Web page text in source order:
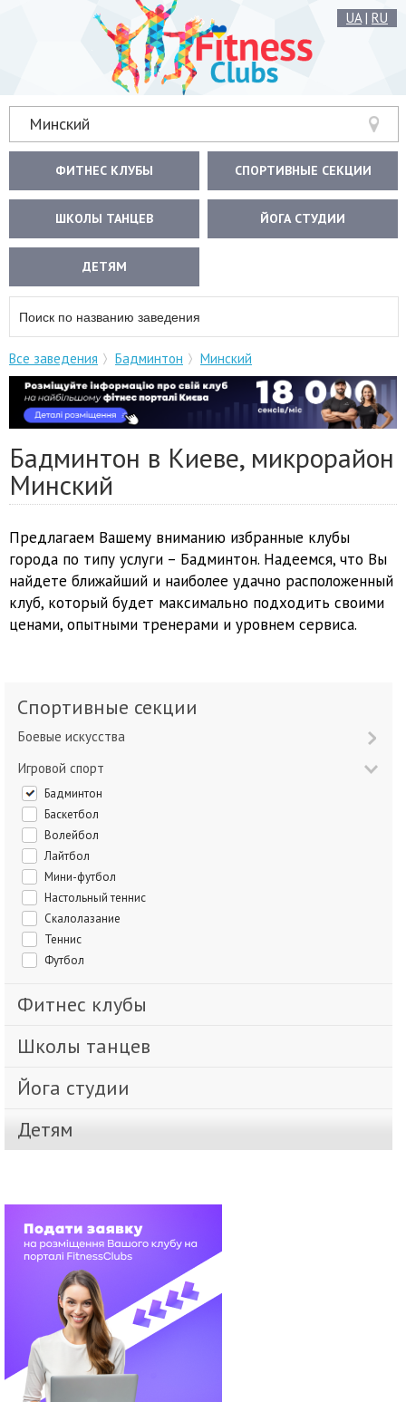
UA| RU
Минский
ФИТНЕС КЛУБЫ СПОРТИВНЫЕ СЕКЦИИ
ШКОЛЫ ТАНЦЕВ ЙОГА СТУДИИ
ДЕТЯМ
Все заведения Бадминтон Минский
Бадминтон в Киеве, микрорайон
Минский
Предлагаем Вашему вниманию избранные клубы
города по типу услуги – Бадминтон. Надеемся, что Вы
найдете ближайший и наиболее удачно расположенный
клуб, который будет максимально подходить своими
ценами, опытными тренерами и уровнем сервиса.
Спортивные секции
Боевые искусства
Игровой спорт
Бадминтон
Баскетбол
Волейбол
Лайтбол
Мини-футбол
Настольный теннис
Скалолазание
Теннис
Футбол
Фитнес клубы
Школы танцев
Йога студии
Детям